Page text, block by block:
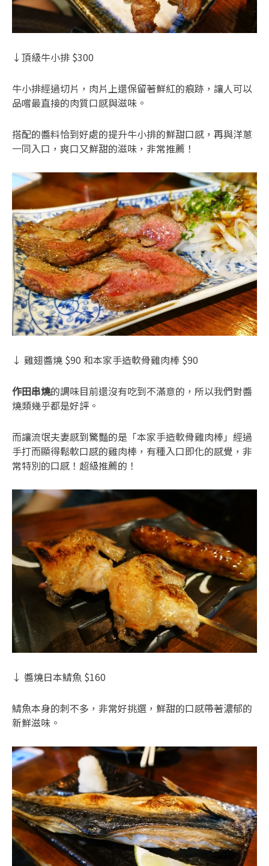
↓頂級牛小排 $300
牛小排經過切片，肉片上還保留著鮮紅的痕跡，讓人可以
品嚐最直接的肉質口感與滋味。
搭配的醬料恰到好處的提升牛小排的鮮甜口感，再與洋蔥
一同入口，爽口又鮮甜的滋味，非常推薦！
↓ 雞翅醬燒 $90 和本家手造軟骨雞肉棒 $90
作田串燒的調味目前還沒有吃到不滿意的，所以我們對醬
燒類幾乎都是好評。
而讓流氓夫妻感到驚豔的是「本家手造軟骨雞肉棒」經過
手打而顯得鬆軟口感的雞肉棒，有種入口即化的感覺，非
常特別的口感！超級推薦的！
↓ 醬燒日本鯖魚 $160
鯖魚本身的刺不多，非常好挑選，鮮甜的口感帶著濃郁的
新鮮滋味。